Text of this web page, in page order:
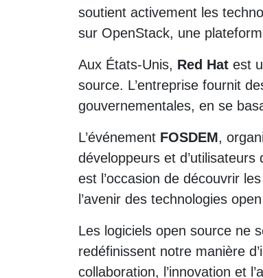
soutient activement les
sur OpenStack, une
Aux États-Unis, Red Hat est
source. L’entreprise fournit
gouvernementales, en se
L’événement FOSDEM,
développeurs et
est l’occasion de découvrir
l’avenir des technologies
Les logiciels open source ne
redéfinissent notre manière
collaboration, l’innovation et